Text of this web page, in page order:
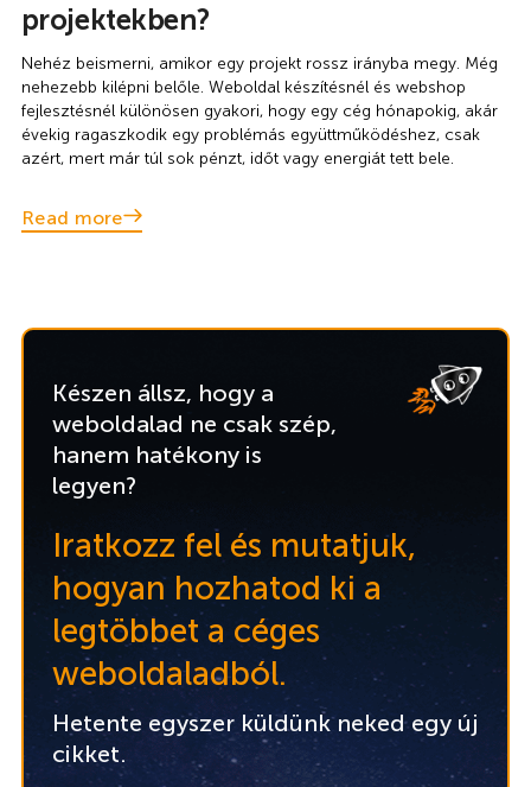
projektekben?
Nehéz beismerni, amikor egy projekt rossz irányba megy. Még
nehezebb kilépni belőle. Weboldal készítésnél és webshop
fejlesztésnél különösen gyakori, hogy egy cég hónapokig, akár
évekig ragaszkodik egy problémás együttműködéshez, csak
azért, mert már túl sok pénzt, időt vagy energiát tett bele.
Read more
Készen állsz, hogy a
weboldalad ne csak szép,
hanem hatékony is
legyen?
Iratkozz fel és mutatjuk,
hogyan hozhatod ki a
legtöbbet a céges
weboldaladból.
Hetente egyszer küldünk neked egy új
cikket.